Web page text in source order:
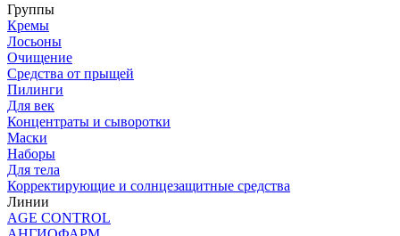
Группы
Кремы
Лосьоны
Очищение
Средства от прыщей
Пилинги
Для век
Концентраты и сыворотки
Маски
Наборы
Для тела
Корректирующие и солнцезащитные средства
Линии
AGE CONTROL